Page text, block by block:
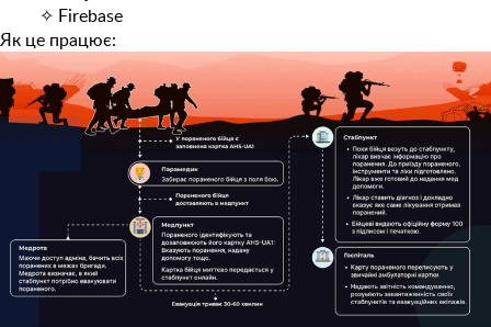
✧ Firebase
Як це працює: